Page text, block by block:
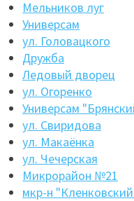
Мельников луг
Универсам
ул. Головацкого
Дружба
Ледовый дворец
ул. Огоренко
Универсам
ул. Свиридова
ул. Макаёнка
ул. Чечерская
Микрорайон №21
мкр-н